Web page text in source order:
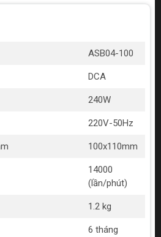
ASB04-100
DCA
240W
220V-50Hz
100x110mm
14000
(lần/phút)
1.2 kg
6 tháng